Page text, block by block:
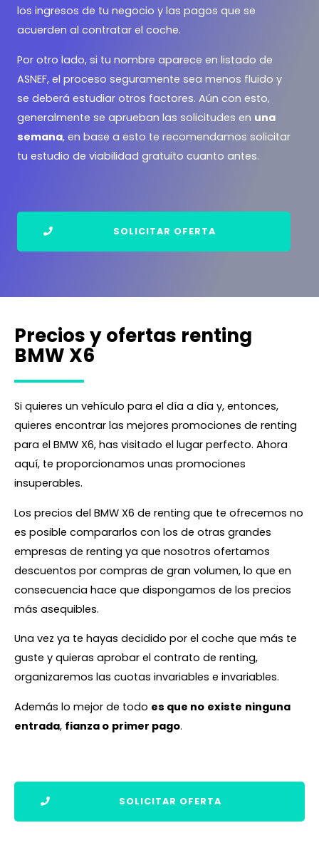
los ingresos de tu negocio y las pagos que se
acuerden al contratar el coche.
Por otro lado, si tu nombre aparece en listado de
ASNEF, el proceso seguramente sea menos fluido y
se deberá estudiar otros factores. Aún con esto,
generalmente se aprueban las solicitudes en una
semana, en base a esto te recomendamos solicitar
tu estudio de viabilidad gratuito cuanto antes.
SOLICITAR OFERTA
Precios y ofertas renting
BMW X6
Si quieres un vehículo para el día a día y, entonces,
quieres encontrar las mejores promociones de renting
para el BMW X6, has visitado el lugar perfecto. Ahora
aquí, te proporcionamos unas promociones
insuperables.
Los precios del BMW X6 de renting que te ofrecemos no
es posible compararlos con los de otras grandes
empresas de renting ya que nosotros ofertamos
descuentos por compras de gran volumen, lo que en
consecuencia hace que dispongamos de los precios
más asequibles.
Una vez ya te hayas decidido por el coche que más te
guste y quieras aprobar el contrato de renting,
organizaremos las cuotas invariables e invariables.
Además lo mejor de todo es que no existe ninguna
entrada, fianza o primer pago.
SOLICITAR OFERTA